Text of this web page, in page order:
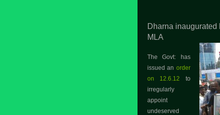
Dharna
MLA
The Govt: has
issued an order
on 12.6.12
to
irregularly
appoint
undeserved